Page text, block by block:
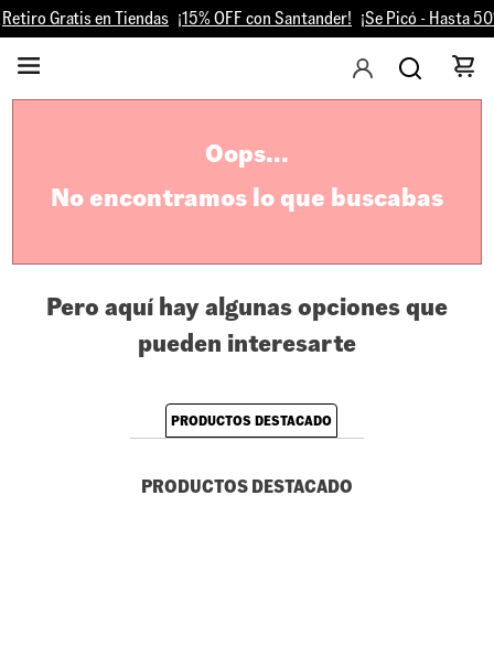
Gratis en Tiendas ¡15% OFF con Santander! ¡Se
Oops...
No encontramos lo que buscabas
Pero aquí hay algunas opciones que
pueden interesarte
PRODUCTOS DESTACADO
PRODUCTOS DESTACADO